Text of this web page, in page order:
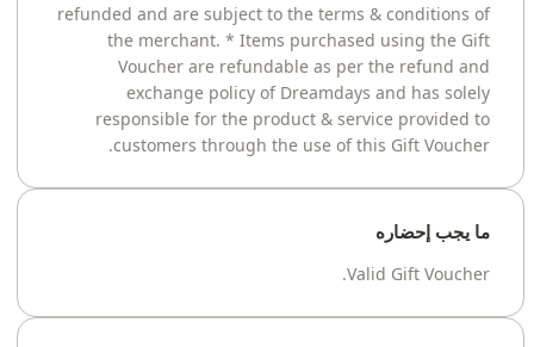
refunded and are subject to the terms & conditions of
the merchant. * Items purchased using the Gift
Voucher are refundable as per the refund and
exchange policy of Dreamdays and has solely
responsible for the product & service provided to
customers through the use of this Gift Voucher.
ما يجب إحضاره
Valid Gift Voucher.